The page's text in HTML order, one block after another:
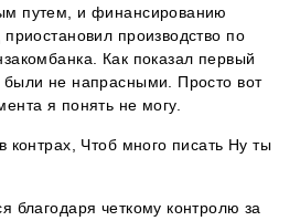
путем, и финансированию
производство по
Как показал первый
не напрасными. Просто вот
я понять не могу.
Чтоб много писать Ну ты
благодаря четкому контролю за